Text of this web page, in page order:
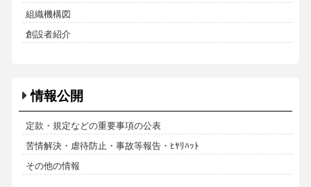
組織機構図
創設者紹介
情報公開
定款・規定などの重要事項の公表
苦情解決・虐待防止・事故等報告・ﾋﾔﾘﾊｯﾄ
その他の情報